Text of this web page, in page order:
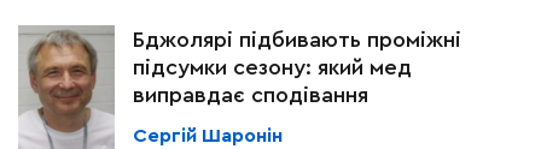
Бджолярі підбивають проміжні
підсумки сезону: який мед
виправдає сподівання
Сергій Шаронін